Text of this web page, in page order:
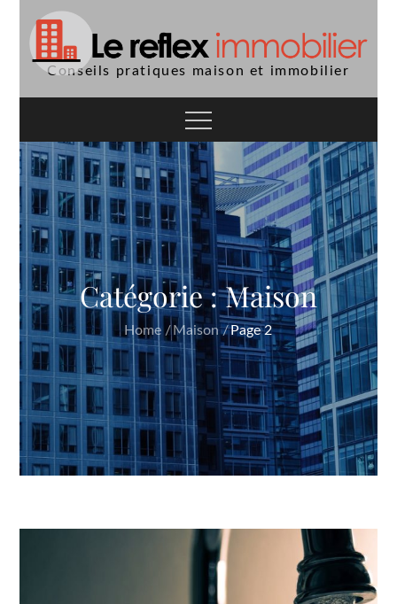
content
Conseils pratiques maison et immobilier
Catégorie :Maison
Home Maison Page 2